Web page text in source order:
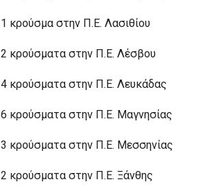
1 κρούσμα στην Π.Ε. Λασιθίου
2 κρούσματα στην Π.Ε. Λέσβου
4 κρούσματα στην Π.Ε. Λευκάδας
6 κρούσματα στην Π.Ε. Μαγνησίας
3 κρούσματα στην Π.Ε. Μεσσηνίας
2 κρούσματα στην Π.Ε. Ξάνθης